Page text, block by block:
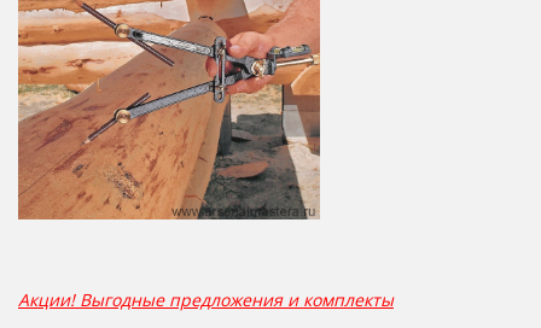
Акции! Выгодные предложения и комплекты